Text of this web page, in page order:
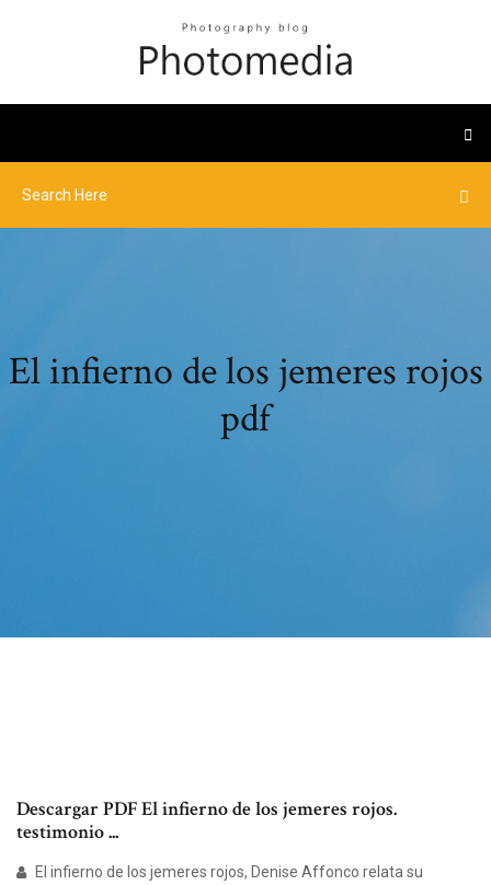
El infierno de los jemeres rojos
pdf
Descargar PDF El infierno de los jemeres rojos.
testimonio ...
El infierno de los jemeres rojos, Denise Affonco relata su